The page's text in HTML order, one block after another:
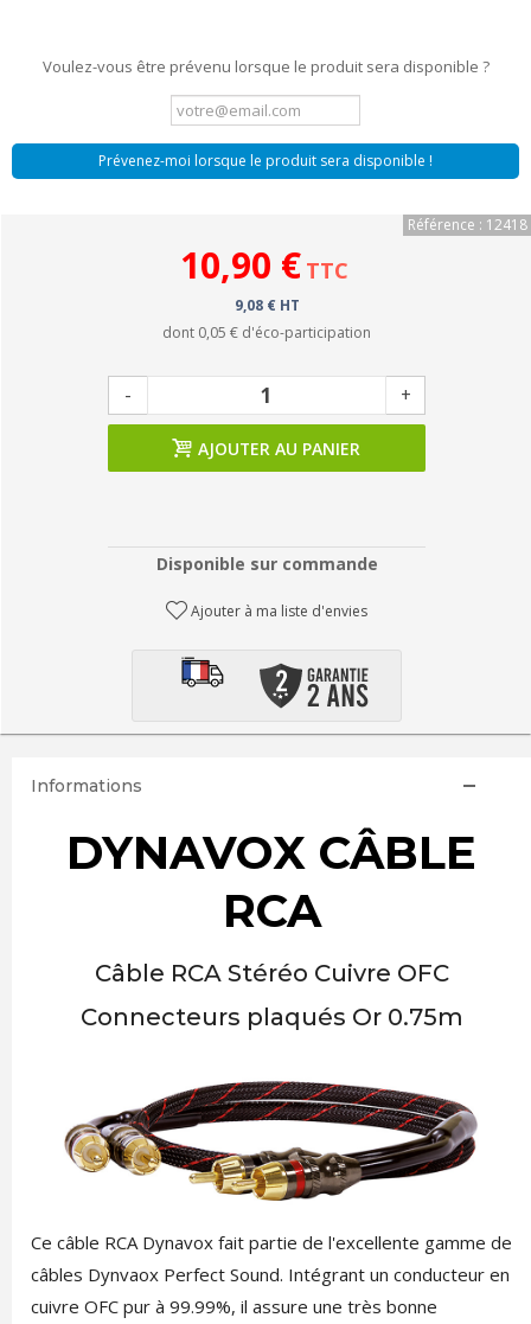
Voulez-vous être prévenu lorsque le produit sera disponible ?
Prévenez-moi lorsque le produit sera disponible !
Référence : 12418
10,90 € TTC
9,08 € HT
dont 0,05 € d'éco-participation
- +
AJOUTER AU PANIER
Disponible sur commande
Ajouter à ma liste d'envies
Informations
DYNAVOX CÂBLE
RCA
Câble RCA Stéréo Cuivre OFC
Connecteurs plaqués Or 0.75m
Ce câble RCA Dynavox fait partie de l'excellente gamme de
câbles Dynvaox Perfect Sound. Intégrant un conducteur en
cuivre OFC pur à 99.99%, il assure une très bonne